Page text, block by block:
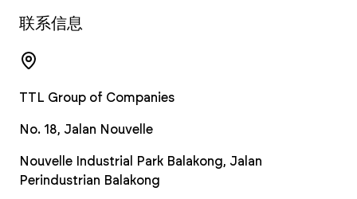
联系信息
TTL Group of Companies
No. 18, Jalan Nouvelle
Nouvelle Industrial Park Balakong, Jalan
Perindustrian Balakong